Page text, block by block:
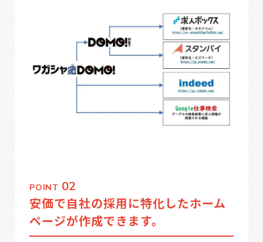
POINT 02
安価で自社の採用に特化したホーム
ページが作成できます。